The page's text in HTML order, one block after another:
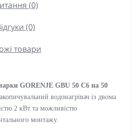
(0)
(0)
товари
GORENJE GBU 50 C6 на 50
водонагрівач із двома
2 кВт та можливістю
монтажу.